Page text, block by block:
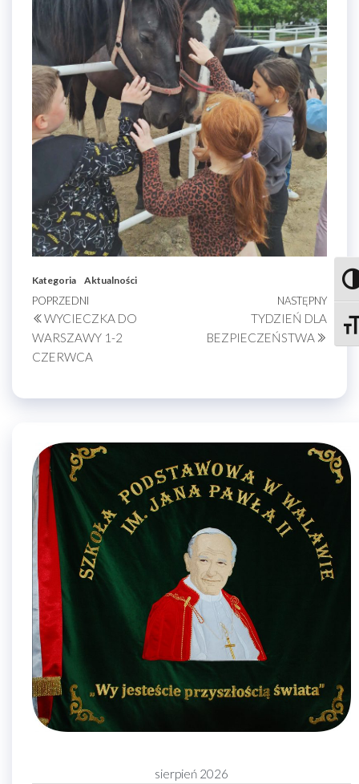
Kategoria Aktualności
Nawigacja
wpisu
Poprzedni
wpis
POPRZEDNI
WYCIECZKA DO
WARSZAWY 1-2
CZERWCA
wpis
NASTĘPNY
TYDZIEŃ DLA
BEZPIECZEŃSTWA
sierpień 2026